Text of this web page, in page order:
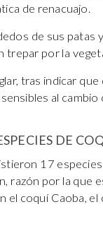
de renacuajo.
de sus patas
trepar por la
tras indicar
al
DE
17
razón por la que
el coquí Caoba,